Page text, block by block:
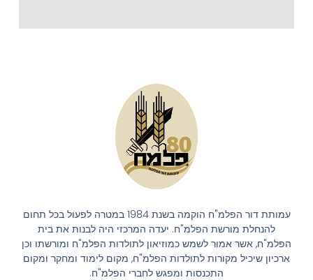
עמותת דור הפלמ"ח הוקמה בשנת 1984 במטרה לפעול בכל תחום
להנחלת מורשת הפלמ"ח. יעדה המרכזי היה לבנות את בית
הפלמ"ח, אשר אמור לשמש כמוזיאון לתולדות הפלמ"ח ומורשתו וכן
ארכיון שיכיל מקורות לתולדות הפלמ"ח, מקום לימוד ומחקר ומקום
התכנסות ומפגש לחברי הפלמ"ח.